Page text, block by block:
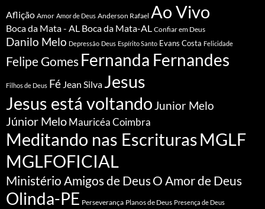
Aflição Amor Amor de Deus Anderson Rafael Ao Vivo
Boca da Mata - AL Boca da Mata-AL Confiar em Deus
Danilo Melo Depressão Deus Espírito Santo Evans Costa Felicidade
Felipe Gomes Fernanda Fernandes
Filhos de Deus Fé Jean Silva Jesus
Jesus está voltando Junior Melo
Júnior Melo Mauricéa Coimbra
Meditando nas EscriturasMGLF
MGLFOFICIAL
Ministério Amigos de DeusO Amor de Deus
Olinda-PE Perseverança Planos de Deus Presença de Deus